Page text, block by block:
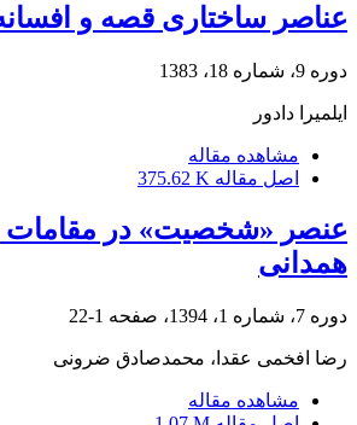
عناصر ساختاری قصه و
دوره 9، شماره 18، 1383
ایلمیرا دادور
مشاهده مقاله
اصل مقاله 375.62 K
عنصر «شخصیت» در مقامات
همدانی
دوره 7، شماره 1، 1394، صفحه 1-22
رضا افخمی عقدا، محمدصادق ضرونی
مشاهده مقاله